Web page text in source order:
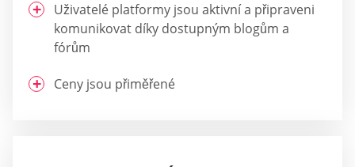
Uživatelé platformy jsou aktivní a připraveni
komunikovat díky dostupným blogům a
fórům
Ceny jsou přiměřené